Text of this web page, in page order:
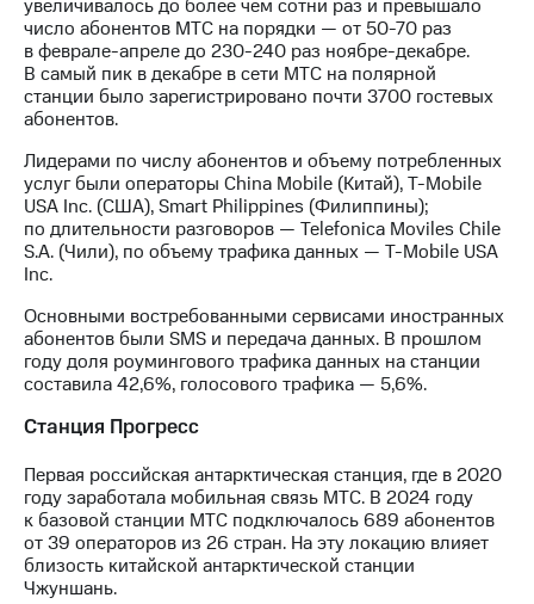
Программа
приобретения
Порядок
выкупа
акций
Дивиденды
Рынок
облигаций
Описание
Еврооблигации-2023
Уведомление
погашении
именных
облигаций
Другое
Регистратор
Контакты
развитие
деловая этика
На главную
увеличивалось до более чем сотни раз и превышало
число абонентов МТС на порядки — от 50-70 раз
в феврале-апреле до 230-240 раз ноябре-декабре.
В самый пик в декабре в сети МТС на полярной
станции было зарегистрировано почти 3700 гостевых
абонентов.
Лидерами по числу абонентов и объему потребленных
услуг были операторы China Mobile (Китай), T-Mobile
USA Inc. (США), Smart Philippines (Филиппины);
по длительности разговоров — Telefonica Moviles Chile
S.A. (Чили), по объему трафика данных — T-Mobile USA
Inc.
Основными востребованными сервисами иностранных
абонентов были SMS и передача данных. В прошлом
году доля роумингового трафика данных на станции
составила 42,6%, голосового трафика — 5,6%.
Станция Прогресс
Первая российская антарктическая станция, где в 2020
году заработала мобильная связь МТС. В 2024 году
к базовой станции МТС подключалось 689 абонентов
от 39 операторов из 26 стран. На эту локацию влияет
близость китайской антарктической станции
Чжуншань.